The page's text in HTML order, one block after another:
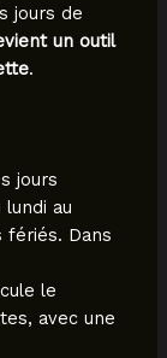
jours de
un outil
.
jours
au
fériés. Dans
le
avec une